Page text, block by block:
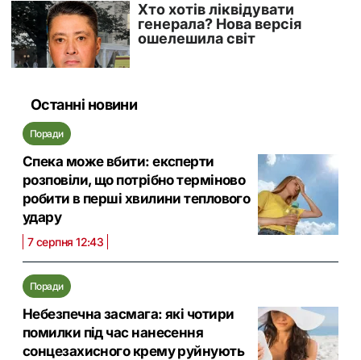
Останні новини
Поради
Спека може вбити: експерти
розповіли, що потрібно терміново
робити в перші хвилини теплового
удару
7 серпня 12:43
Поради
Небезпечна засмага: які чотири
помилки під час нанесення
сонцезахисного крему руйнують